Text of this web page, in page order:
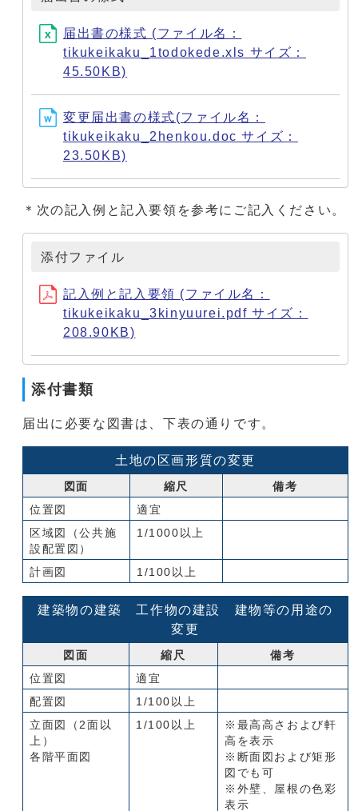
届出書の様式 (ファイル名：
tikukeikaku_1todokede.xls サイズ：
45.50KB)
変更届出書の様式(ファイル名：
tikukeikaku_2henkou.doc サイズ：
23.50KB)
＊次の記入例と記入要領を参考にご記入ください。
添付ファイル
記入例と記入要領 (ファイル名：
tikukeikaku_3kinyuurei.pdf サイズ：
208.90KB)
添付書類
届出に必要な図書は、下表の通りです。
土地の区画形質の変更
図面 縮尺
備考
位置図
適宜
区域図（公共施
設配置図）
1/1000以上
計画図 1/100以上
建築物の建築 工作物の建設 建物等の用途の
変更
図面 縮尺
備考
位置図
適宜
配置図
1/100以上
立面図（2面以
上）
各階平面図
1/100以上
※最高高さおよび軒
高を表示
※断面図および矩形
図でも可
※外壁、屋根の色彩
表示